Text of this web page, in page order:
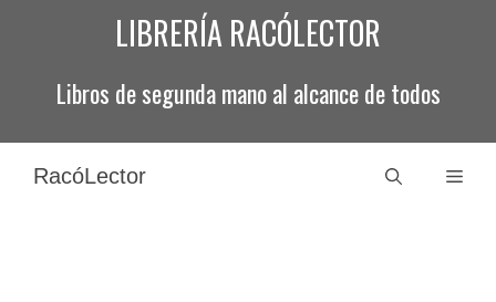
LIBRERÍA RACÓLECTOR
Libros de segunda mano al alcance de todos
RacóLector